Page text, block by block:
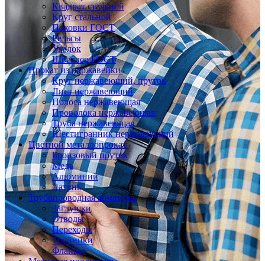
Квадрат стальной
Круг стальной
Поковки ГОСТ
Рельсы
Уголок
Швеллер ГОСТ
Прокат из нержавейки
Круг нержавеющий, пруток
Лист нержавеющий
Полоса нержавеющая
Проволока нержавеющая
Труба нержавеющая
Шестигранник нержавеющий
Цветной металлопрокат
Бронзовый пруток
Медь
Алюминий
Латунь
Трубопроводная арматура
Заглушки
Отводы
Переходы
Тройники
Фланцы